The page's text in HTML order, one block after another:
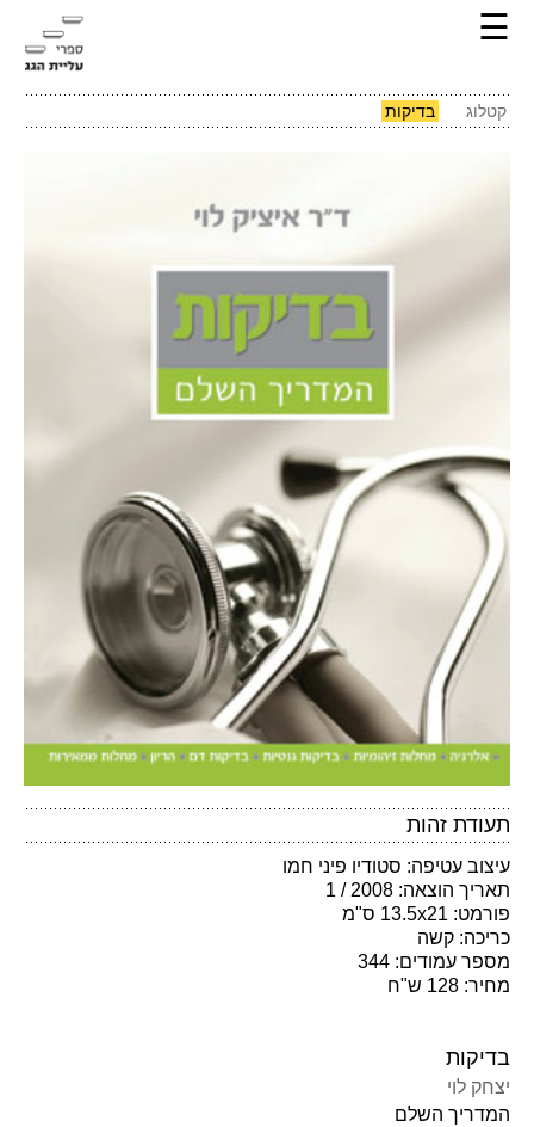
☰
קטלוג בדיקות
תעודת זהות
עיצוב עטיפה: סטודיו פיני חמו
תאריך הוצאה: 2008 / 1
פורמט: 13.5x21 ס"מ
כריכה: קשה
מספר עמודים: 344
מחיר: 128 ש"ח
בדיקות
יצחק לוי
המדריך השלם